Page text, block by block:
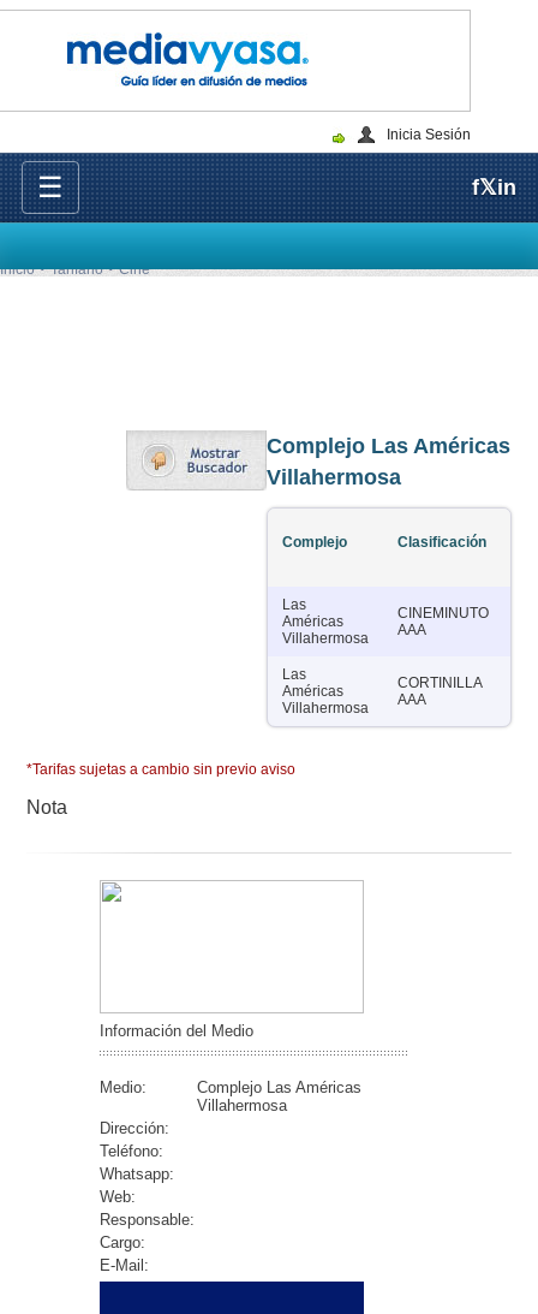
Inicia Sesión
☰ f𝕏in
Inicio Tarifario Cine
Complejo Las Américas
Villahermosa
Complejo Clasificación
Las
Américas
Villahermosa
CINEMINUTO
AAA
Las
Américas
Villahermosa
CORTINILLA
AAA
*Tarifas sujetas a cambio sin previo aviso
Nota
Información del Medio
Medio:
Complejo Las Américas
Villahermosa
Dirección:
Teléfono:
Whatsapp:
Web:
Responsable:
Cargo:
E-Mail: